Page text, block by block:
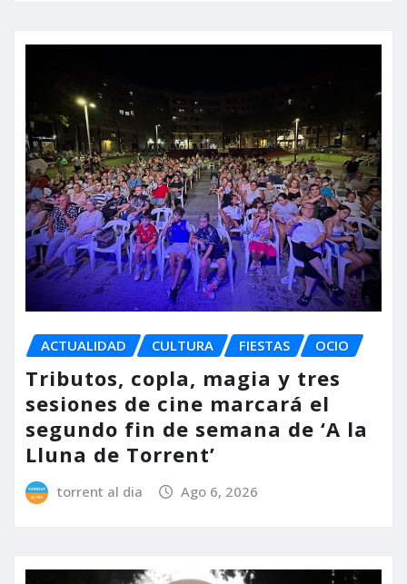
ACTUALIDAD CULTURA FIESTAS OCIO
Tributos, copla, magia y tres
sesiones de cine marcará el
segundo fin de semana de ‘A la
Lluna de Torrent’
torrent al dia Ago 6, 2026